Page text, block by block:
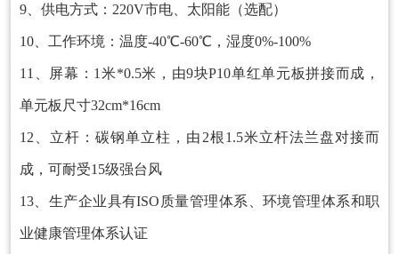
9、供电方式：220V市电、太阳能（选配）
10、工作环境：温度-40℃-60℃，湿度0%-100%
11、屏幕：1米*0.5米，由9块P10单红单元板拼接而成，
单元板尺寸32cm*16cm
12、立杆：碳钢单立柱，由2根1.5米立杆法兰盘对接而
成，可耐受15级强台风
13、生产企业具有ISO质量管理体系、环境管理体系和职
业健康管理体系认证